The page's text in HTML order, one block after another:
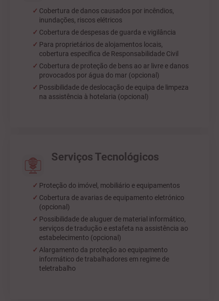
Cobertura de danos causados por incêndios,
inundações, riscos elétricos
Cobertura de despesas de guarda e vigilância
Para proprietários de alojamentos locais,
cobertura específica de Responsabilidade Civil
Cobertura de proteção de bens ao ar livre e danos
provocados por água do mar (opcional)
Possibilidade de deslocação de equipa de limpeza
na assistência à hotelaria (opcional)
Serviços Tecnológicos
Proteção do imóvel, mobiliário e equipamentos
Cobertura de avarias de equipamento eletrónico
(opcional)
Possibilidade de aluguer de material informático,
serviços de tradução e estafeta na assistência ao
estabelecimento (opcional)
Alargamento da proteção ao equipamento
informático de trabalhadores em regime de
teletrabalho